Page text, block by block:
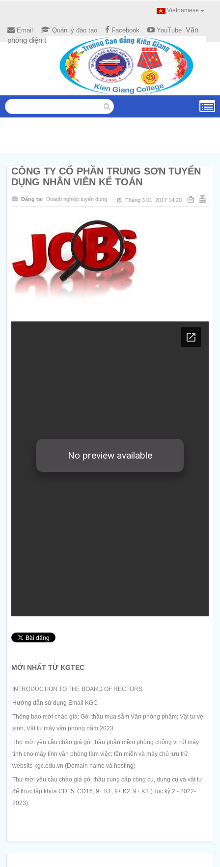
Vietnamese
Email Quản lý đào tạo Facebook YouTube Văn
phòng điện tử
CÔNG TY CỔ PHẦN TRUNG SƠN TUYỂN
DỤNG NHÂN VIÊN KẾ TOÁN
Đăng tại Doanh nghiệp tuyển dụng Tháng 3 01, 2017 14:20
MỚI NHẤT TỪ KGTEC
INTRODUCTION TO THE BOARD OF RECTORS
Hướng dẫn sử dụng Email KGC
Thông báo mời chào giá: Gói thầu mua sắm Văn phòng phẩm; Vật tư vệ
sinh; Vật tư máy văn phòng năm 2023
Thư mời yêu cầu chào giá gói thầu phần mềm phòng chống vi rút máy
tính cho máy tính văn phòng làm việc; tên miền và máy chủ lưu trữ
website kgc.edu.vn (Domain name và hosting)
Thư mời yêu cầu chào giá gói thầu cung cấp công cụ, dụng cụ và vật tư
để thực tập khóa CĐ15, CĐ16, 9+ K1, 9+ K2, 9+ K3 (Học kỳ 2 - 2022-
2023)